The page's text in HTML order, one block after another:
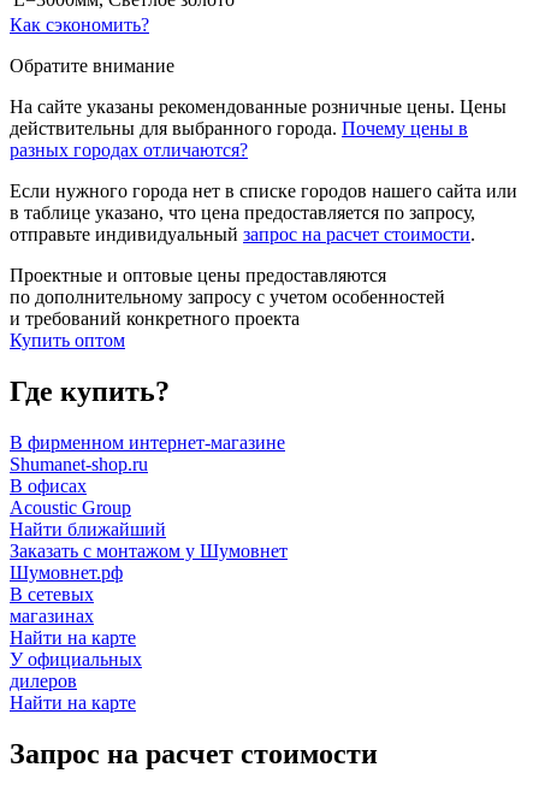
Как сэкономить?
Обратите внимание
На сайте указаны рекомендованные розничные цены. Цены
действительны для выбранного города. Почему цены в
разных городах отличаются?
Если нужного города нет в списке городов нашего сайта или
в таблице указано, что цена предоставляется по запросу,
отправьте индивидуальный запрос на расчет стоимости.
Проектные и оптовые цены предоставляются
по дополнительному запросу с учетом особенностей
и требований конкретного проекта
Купить оптом
Где купить?
В фирменном интернет-магазине
Shumanet-shop.ru
В офисах
Acoustic Group
Найти ближайший
Заказать с монтажом у Шумовнет
Шумовнет.рф
В сетевых
магазинах
Найти на карте
У официальных
дилеров
Найти на карте
Запрос на расчет стоимости